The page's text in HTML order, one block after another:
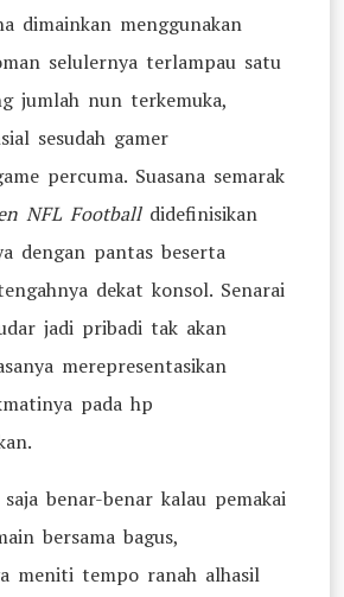
dimainkan menggunakan
selulernya terlampau satu
jumlah nun terkemuka,
sesudah gamer
percuma. Suasana semarak
NFL Football didefinisikan
dengan pantas beserta
dekat konsol. Senarai
jadi pribadi tak akan
merepresentasikan
pada hp
benar-benar kalau pemakai
bersama bagus,
meniti tempo ranah alhasil